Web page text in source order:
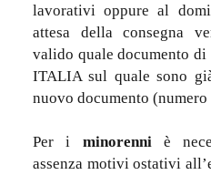
lavorativi oppure al
attesa della consegna
valido quale documento
ITALIA sul quale sono
nuovo documento
Per i minorenni è
assenza motivi ostativi